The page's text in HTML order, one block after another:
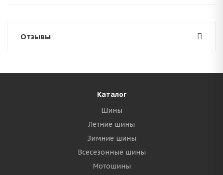
Отзывы
Каталог
Шины
Летние шины
Зимние шины
Всесезонные шины
Мотошины